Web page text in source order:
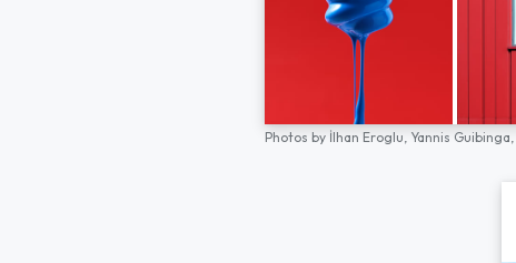
Photos by İlhan Eroglu, Yannis Guibinga,